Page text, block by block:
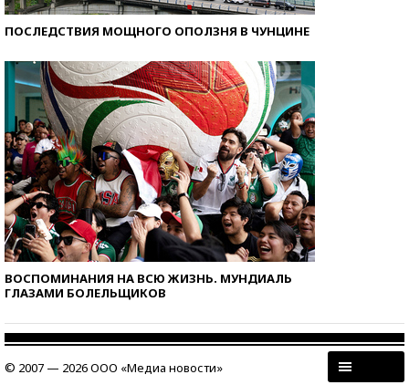
ПОСЛЕДСТВИЯ МОЩНОГО ОПОЛЗНЯ В ЧУНЦИНЕ
ВОСПОМИНАНИЯ НА ВСЮ ЖИЗНЬ. МУНДИАЛЬ
ГЛАЗАМИ БОЛЕЛЬЩИКОВ
© 2007 — 2026 ООО «Медиа новости»